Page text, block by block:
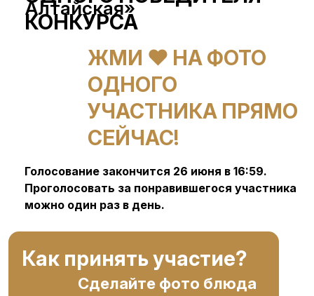
Алтайская»
КОНКУРСА
ЖМИ ❤ НА ФОТО
ОДНОГО
УЧАСТНИКА ПРЯМО
СЕЙЧАС!
Голосование закончится 26 июня в 16:59.
Проголосовать за понравившегося участника
можно один раз в день.
Как принять участие?
Сделайте фото блюда